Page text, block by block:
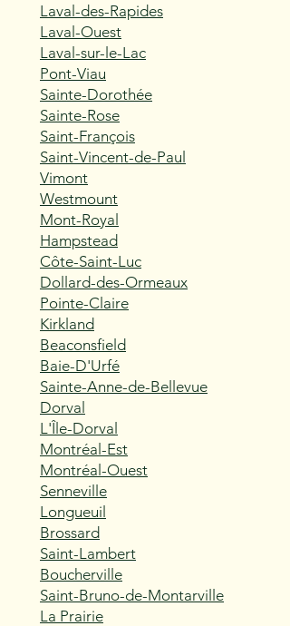
Laval-des-Rapides
Laval-Ouest
Laval-sur-le-Lac
Pont-Viau
Sainte-Dorothée
Sainte-Rose
Saint-François
Saint-Vincent-de-Paul
Vimont
Westmount
Mont-Royal
Hampstead
Côte-Saint-Luc
Dollard-des-Ormeaux
Pointe-Claire
Kirkland
Beaconsfield
Baie-D'Urfé
Sainte-Anne-de-Bellevue
Dorval
L'Île-Dorval
Montréal-Est
Montréal-Ouest
Senneville
Longueuil
Brossard
Saint-Lambert
Boucherville
Saint-Bruno-de-Montarville
La Prairie